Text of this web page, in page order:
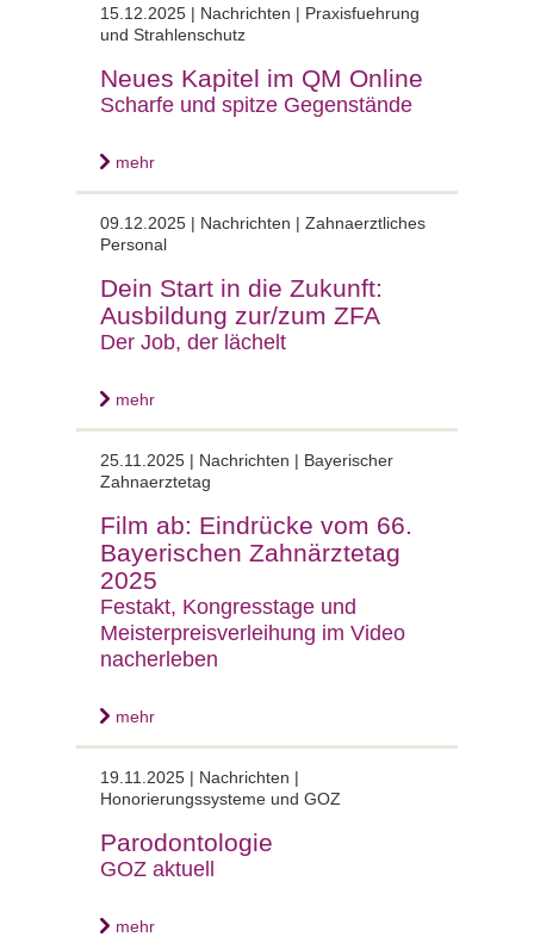
15.12.2025 | Nachrichten | Praxisfuehrung
und Strahlenschutz
Neues Kapitel im QM Online
Scharfe und spitze Gegenstände
mehr
09.12.2025 | Nachrichten | Zahnaerztliches
Personal
Dein Start in die Zukunft:
Ausbildung zur/zum ZFA
Der Job, der lächelt
mehr
25.11.2025 | Nachrichten | Bayerischer
Zahnaerztetag
Film ab: Eindrücke vom 66.
Bayerischen Zahnärztetag
2025
Festakt, Kongresstage und
Meisterpreisverleihung im Video
nacherleben
mehr
19.11.2025 | Nachrichten |
Honorierungssysteme und GOZ
Parodontologie
GOZ aktuell
mehr